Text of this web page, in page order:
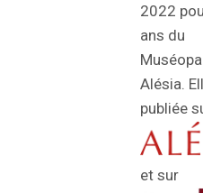
2022
ans du
Alésia.
publiée
et sur